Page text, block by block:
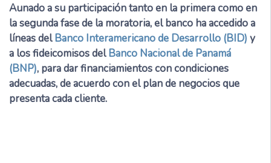
Aunado a su participación tanto en la primera como en
la segunda fase de la moratoria, el banco ha accedido a
líneas delBanco Interamericano de Desarrollo (BID) y
a los fideicomisos delBanco Nacional de Panamá
(BNP), para dar financiamientos con condiciones
adecuadas, de acuerdo con el plan de negocios que
presenta cada cliente.